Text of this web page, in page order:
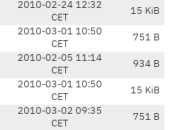
2010-02-24 12:32
CET
15 KiB
2010-03-01 10:50
CET
751 B
2010-02-05 11:14
CET
934 B
2010-03-01 10:50
CET
15 KiB
2010-03-02 09:35
CET
751 B